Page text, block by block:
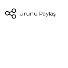
Ürünü Paylaş